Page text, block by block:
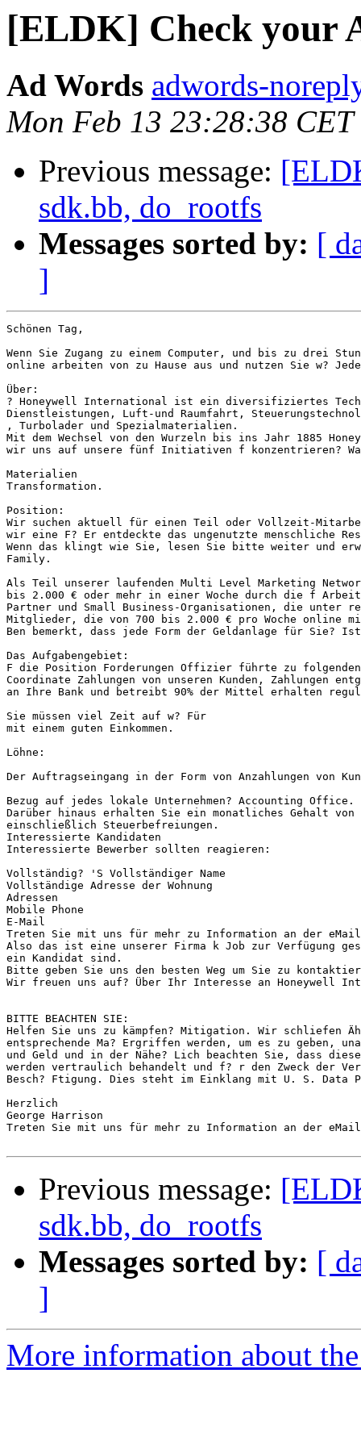
[ELDK] Check your
Ad Words adwords-
Mon Feb 13 23:28:38 CET
Previous message:
sdk.bb, do_rootfs
Messages sorted by: [
]
Schönen Tag,
Wenn Sie Zugang zu einem Computer, und bis zu drei
online arbeiten von zu Hause aus und nutzen Sie w?
Über:
? Honeywell International ist ein diversifiziertes
Dienstleistungen, Luft-und Raumfahrt,
, Turbolader und Spezialmaterialien.
Mit dem Wechsel von den Wurzeln bis ins Jahr 1885
wir uns auf unsere fünf Initiativen f konzentrieren?
Materialien
Transformation.
Position:
Wir suchen aktuell für einen Teil oder Vollzeit-
wir eine F? Er entdeckte das ungenutzte menschliche
Wenn das klingt wie Sie, lesen Sie bitte weiter und
Family.
Als Teil unserer laufenden Multi Level Marketing
bis 2.000 € oder mehr in einer Woche durch die f
Partner und Small Business-Organisationen, die
Mitglieder, die von 700 bis 2.000 € pro Woche online
Ben bemerkt, dass jede Form der Geldanlage für Sie?
Das Aufgabengebiet:
F die Position Forderungen Offizier führte zu folgenden
Coordinate Zahlungen von unseren Kunden, Zahlungen
an Ihre Bank und betreibt 90% der Mittel erhalten
Sie müssen viel Zeit auf w? Für
mit einem guten Einkommen.
Löhne:
Der Auftragseingang in der Form von Anzahlungen
Bezug auf jedes lokale Unternehmen? Accounting Office.
Darüber hinaus erhalten Sie ein monatliches Gehalt von
einschließlich Steuerbefreiungen.
Interessierte Kandidaten
Interessierte Bewerber sollten reagieren:
Vollständig? 'S Vollständiger Name
Vollständige Adresse der Wohnung
Adressen
Mobile Phone
E-Mail
Treten Sie mit uns für mehr zu Information an der
Also das ist eine unserer Firma k Job zur Verfügung
ein Kandidat sind.
Bitte geben Sie uns den besten Weg um Sie zu
Wir freuen uns auf? Über Ihr Interesse an Honeywell
BITTE BEACHTEN SIE:
Helfen Sie uns zu kämpfen? Mitigation. Wir schliefen
entsprechende Ma? Ergriffen werden, um es zu
und Geld und in der Nähe? Lich beachten Sie, dass
werden vertraulich behandelt und f? r den Zweck der
Besch? Ftigung. Dies steht im Einklang mit U. S. Data
Herzlich
George Harrison
Treten Sie mit uns für mehr zu Information an der
Previous message:
sdk.bb, do_rootfs
Messages sorted by: [
]
More information about